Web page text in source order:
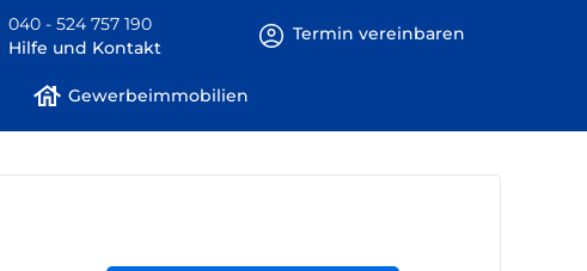
040 - 524 757 190
Hilfe und Kontakt
Termin vereinbaren
Gewerbeimmobilien